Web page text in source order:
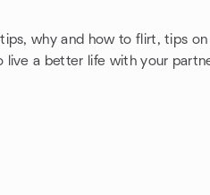
why and how to flirt, tips
live a better life with your